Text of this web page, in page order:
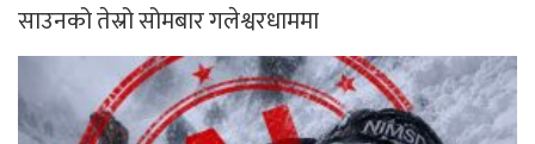
साउनको तेस्रो सोमबार गलेश्वरधाममा